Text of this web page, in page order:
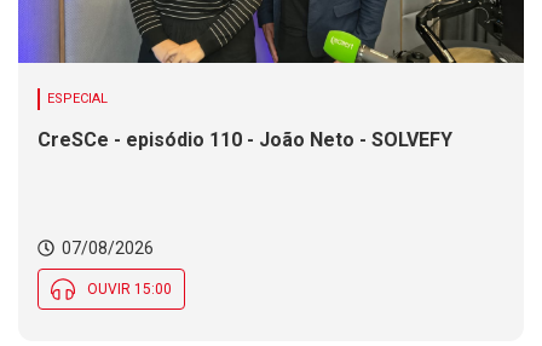
ESPECIAL
CreSCe - episódio 110 - João Neto - SOLVEFY
07/08/2026
OUVIR 15:00